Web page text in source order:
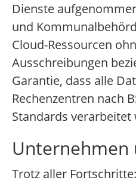
Dienste
und
Cloud-Ressourcen
Ausschreibungen
Garantie, dass alle
Rechenzentren nach
Standards verarbeitet
Trotz aller